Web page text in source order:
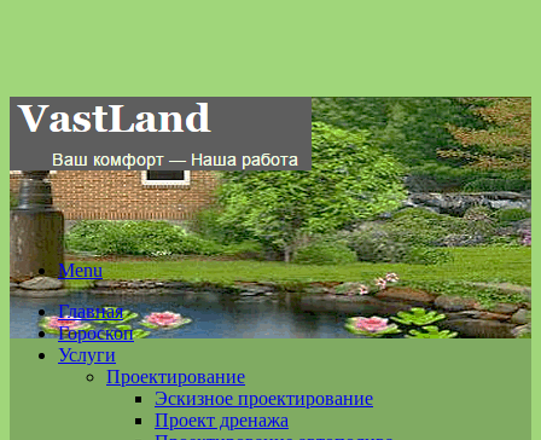
Menu
Главная
Гороскоп
Услуги
Проектирование
Эскизное проектирование
Проект дренажа